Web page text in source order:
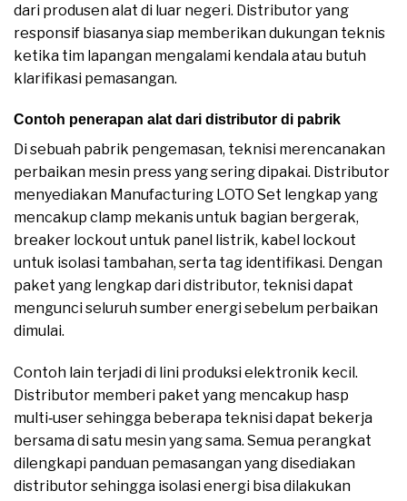
dari produsen alat di luar negeri. Distributor yang
responsif biasanya siap memberikan dukungan teknis
ketika tim lapangan mengalami kendala atau butuh
klarifikasi pemasangan.
Contoh penerapan alat dari distributor di pabrik
Di sebuah pabrik pengemasan, teknisi merencanakan
perbaikan mesin press yang sering dipakai. Distributor
menyediakan Manufacturing LOTO Set lengkap yang
mencakup clamp mekanis untuk bagian bergerak,
breaker lockout untuk panel listrik, kabel lockout
untuk isolasi tambahan, serta tag identifikasi. Dengan
paket yang lengkap dari distributor, teknisi dapat
mengunci seluruh sumber energi sebelum perbaikan
dimulai.
Contoh lain terjadi di lini produksi elektronik kecil.
Distributor memberi paket yang mencakup hasp
multi‑user sehingga beberapa teknisi dapat bekerja
bersama di satu mesin yang sama. Semua perangkat
dilengkapi panduan pemasangan yang disediakan
distributor sehingga isolasi energi bisa dilakukan